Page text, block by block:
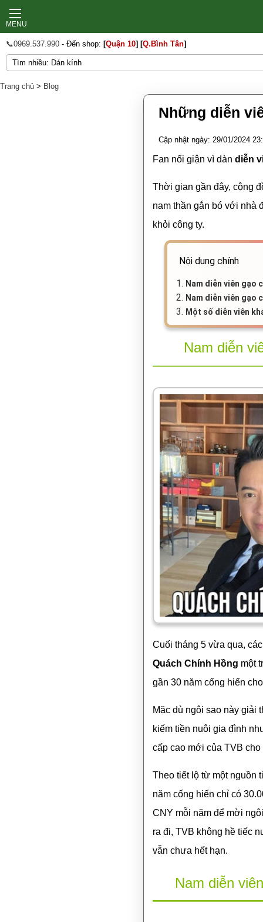
MENU
📞0969.537.990 - Đến shop: [Quận 10] [Q.Bình Tân]
Trang chủ > Blog
Những diễn
Cập nhật ngày: 29/01/2024
Fan nổi giận vì dàn diễn
Thời gian gần đây, cộng
nam thần gắn bó với nhà
khỏi công ty.
Nội dung chính
1. Nam diễn viên gạo
2. Nam diễn viên gạo
3. Một số diễn viên
Nam diễn
Cuối tháng 5 vừa qua,
Quách Chính Hồng một
gần 30 năm cống hiến
Mặc dù ngôi sao này giải
kiếm tiền nuôi gia đình
cấp cao mới của TVB
Theo tiết lộ từ một nguồn
năm cống hiến chỉ có
CNY mỗi năm để mời
ra đi, TVB không hề tiếc
vẫn chưa hết hạn.
Nam diễn